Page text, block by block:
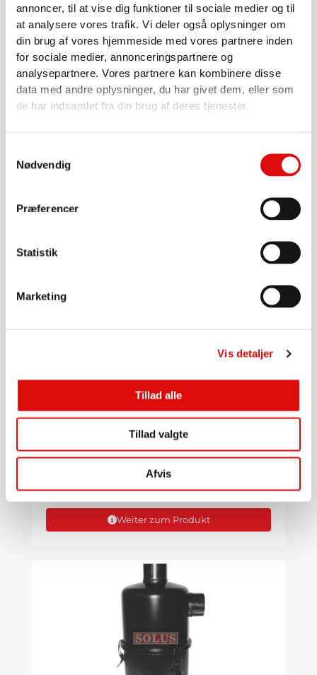
annoncer, til at vise dig funktioner til sociale medier og til
at analysere vores trafik. Vi deler også oplysninger om
din brug af vores hjemmeside med vores partnere inden
for sociale medier, annonceringspartnere og
analysepartnere. Vores partnere kan kombinere disse
data med andre oplysninger, du har givet dem, eller som
de har indsamlet fra din brug af deres tjenester.
Nødvendig
Præferencer
Statistik
Marketing
Vis detaljer
Tillad alle
Tillad valgte
Afvis
0020000646
SCHLAMMANHÄNGER UND MEHR.
Handgriff für MZ-Ventil 3500mm
561,00kr.
Weiter zum Produkt